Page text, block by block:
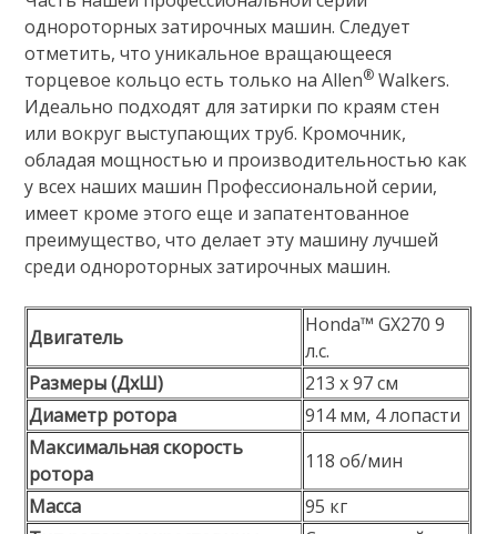
однороторных затирочных машин. Следует
отметить, что уникальное вращающееся
торцевое кольцо есть только на Allen® Walkers.
Идеально подходят для затирки по краям стен
или вокруг выступающих труб. Кромочник,
обладая мощностью и производительностью как
у всех наших машин Профессиональной серии,
имеет кроме этого еще и запатентованное
преимущество, что делает эту машину лучшей
среди однороторных затирочных машин.
Двигатель
Honda™ GX270 9
л.с.
Размеры (ДxШ)
213 x 97 см
Диаметр ротора
914 мм, 4 лопасти
Максимальная скорость
ротора
118 об/мин
Масса
95 кг